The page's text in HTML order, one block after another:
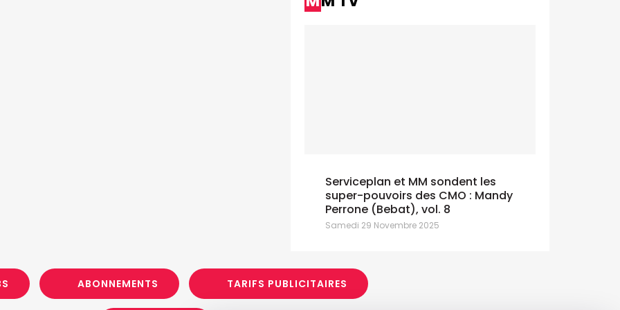
Serviceplan et MM sondent les
super-pouvoirs des CMO : Mandy
Perrone (Bebat), vol. 8
Samedi 29 Novembre 2025
ABONNEMENTS TARIFS PUBLICITAIRES